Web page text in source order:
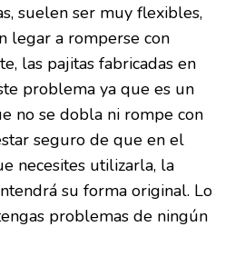
suelen ser muy flexibles,
legar a romperse con
las pajitas fabricadas en
problema ya que es un
no se dobla ni rompe con
seguro de que en el
necesites utilizarla, la
su forma original. Lo
problemas de ningún